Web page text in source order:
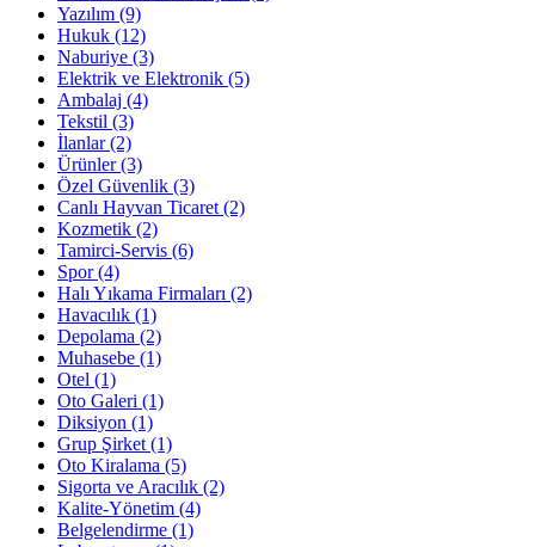
Yazılım (9)
Hukuk (12)
Naburiye (3)
Elektrik ve Elektronik (5)
Ambalaj (4)
Tekstil (3)
İlanlar(2)
Ürünler(3)
Özel Güvenlik (3)
Canlı Hayvan Ticaret (2)
Kozmetik (2)
Tamirci-Servis (6)
Spor(4)
Halı Yıkama Firmaları (2)
Havacılık (1)
Depolama (2)
Muhasebe (1)
Otel (1)
Oto Galeri (1)
Diksiyon (1)
Grup Şirket (1)
Oto Kiralama (5)
Sigorta ve Aracılık (2)
Kalite-Yönetim (4)
Belgelendirme (1)